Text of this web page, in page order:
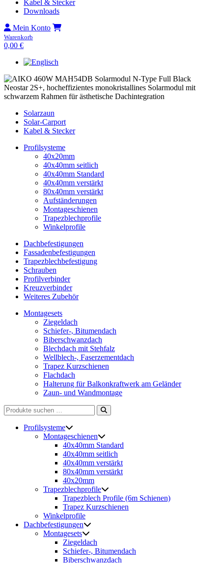
Kabel & Stecker
Downloads
Mein Konto
Warenkorb
0,00 €
Solarzaun
Solar-Carport
Kabel & Stecker
Profilsysteme
40x20mm
40x40mm seitlich
40x40mm Standard
40x40mm verstärkt
80x40mm verstärkt
Aufständerungen
Montageschienen
Trapezblechprofile
Winkelprofile
Dachbefestigungen
Fassadenbefestigungen
Trapezblechbefestigung
Schrauben
Profilverbinder
Kreuzverbinder
Weiteres Zubehör
Montagesets
Ziegeldach
Schiefer-, Bitumendach
Biberschwanzdach
Blechdach mit Stehfalz
Wellblech-, Faserzementdach
Trapez Kurzschienen
Flachdach
Halterung für Balkonkraftwerk am Geländer
Zaun- und Wandmontage
Suche
nach:
Profilsysteme
Montageschienen
40x40mm Standard
40x40mm seitlich
40x40mm verstärkt
80x40mm verstärkt
40x20mm
Trapezblechprofile
Trapezblech Profile (6m Schienen)
Trapez Kurzschienen
Winkelprofile
Dachbefestigungen
Montagesets
Ziegeldach
Schiefer-, Bitumendach
Biberschwanzdach